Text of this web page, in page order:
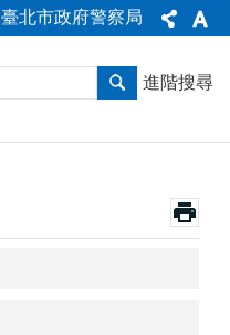
臺北市政府警察局
進階搜尋